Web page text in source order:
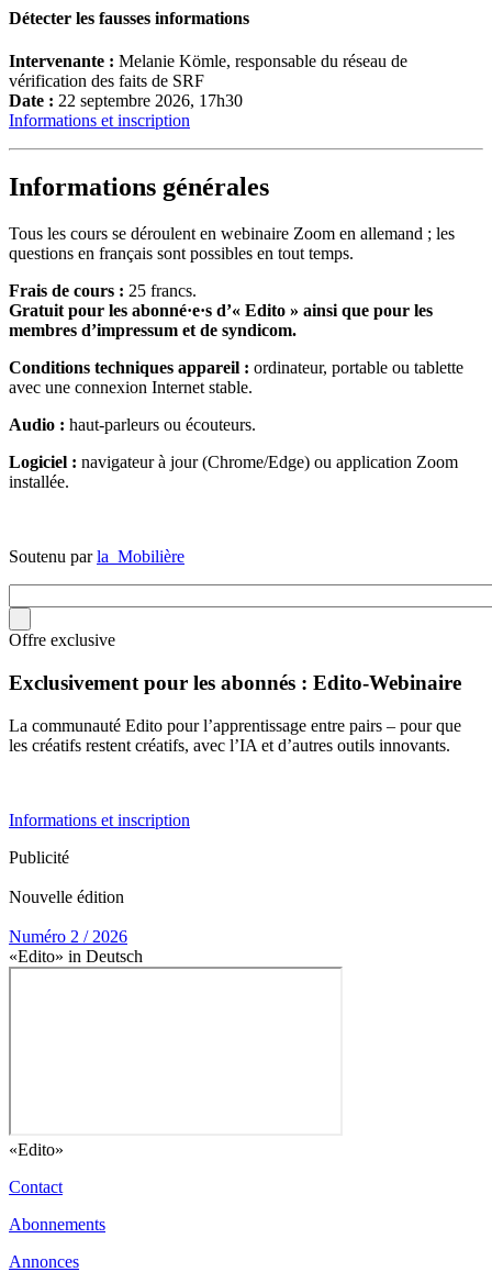
Détecter les fausses informations
Intervenante : Melanie Kömle, responsable du réseau de
vérification des faits de SRF
Date : 22 septembre 2026, 17h30
Informations et inscription
Informations générales
Tous les cours se déroulent en webinaire Zoom en allemand ; les
questions en français sont possibles en tout temps.
Frais de cours : 25 francs.
Gratuit pour les abonné·e·s d’« Edito » ainsi que pour les
membres d’impressum et de syndicom.
Conditions techniques appareil : ordinateur, portable ou tablette
avec une connexion Internet stable.
Audio : haut-parleurs ou écouteurs.
Logiciel : navigateur à jour (Chrome/Edge) ou application Zoom
installée.
Soutenu parla Mobilière
Offre exclusive
Exclusivement pour les abonnés : Edito-Webinaire
La communauté Edito pour l’apprentissage entre pairs – pour que
les créatifs restent créatifs, avec l’IA et d’autres outils innovants.
Informations et inscription
Publicité
Nouvelle édition
Numéro 2 / 2026
«Edito» in Deutsch
«Edito»
Contact
Abonnements
Annonces